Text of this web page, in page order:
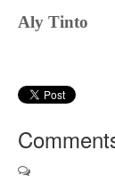
Aly Tinto